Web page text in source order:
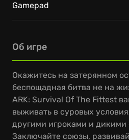
Об игре
Окажитесь на затерянном
беспощадная битва не на
ARK: Survival Of The Fittest
выживать в суровых
другими игроками и дикими
Заключайте союзы,
Gamepad